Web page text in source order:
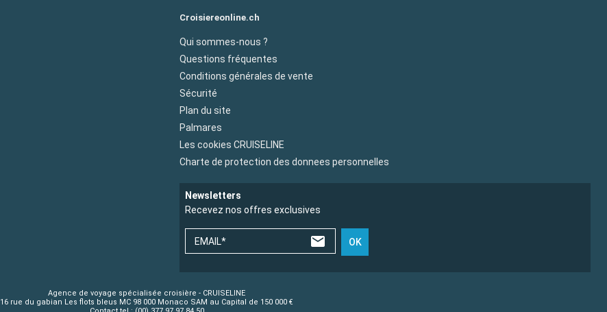
Croisiereonline.ch
Qui sommes-nous ?
Questions fréquentes
Conditions générales de vente
Sécurité
Plan du site
Palmares
Les cookies CRUISELINE
Charte de protection des donnees personnelles
Newsletters
Recevez nos offres exclusives
EMAIL* OK
Agence de voyage spécialisée croisière - CRUISELINE
16 rue du gabian Les flots bleus MC 98 000 Monaco SAM au Capital de 150 000 €